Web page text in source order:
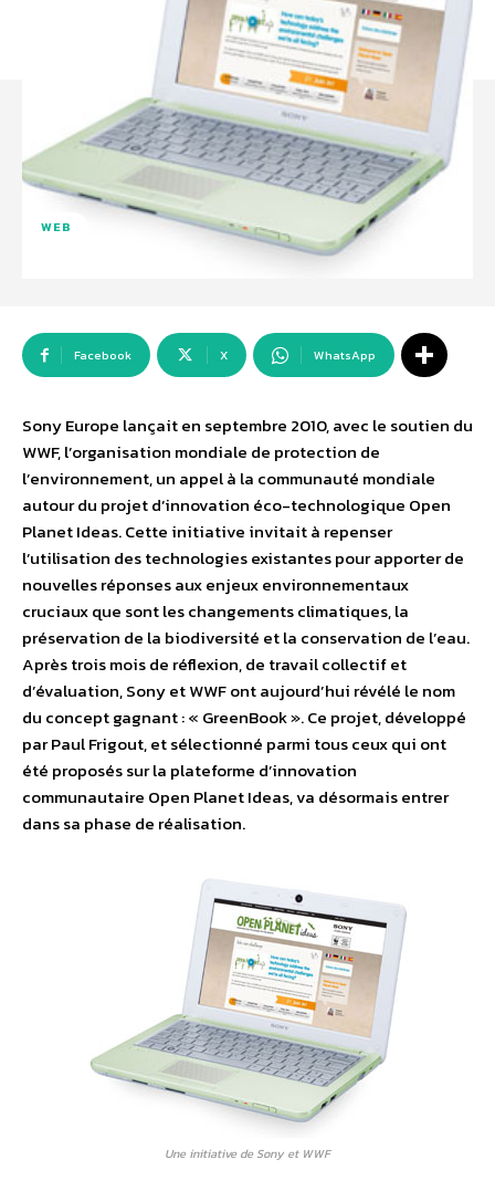
WEB
Facebook X WhatsApp
Sony Europe lançait en septembre 2010, avec le soutien du
WWF, l’organisation mondiale de protection de
l’environnement, un appel à la communauté mondiale
autour du projet d’innovation éco-technologique Open
Planet Ideas. Cette initiative invitait à repenser
l’utilisation des technologies existantes pour apporter de
nouvelles réponses aux enjeux environnementaux
cruciaux que sont les changements climatiques, la
préservation de la biodiversité et la conservation de l’eau.
Après trois mois de réflexion, de travail collectif et
d’évaluation, Sony et WWF ont aujourd’hui révélé le nom
du concept gagnant : « GreenBook ». Ce projet, développé
par Paul Frigout, et sélectionné parmi tous ceux qui ont
été proposés sur la plateforme d’innovation
communautaire Open Planet Ideas, va désormais entrer
dans sa phase de réalisation.
Une initiative de Sony et WWF